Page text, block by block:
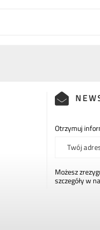
Otrzymuj
Możesz
szczegóły w